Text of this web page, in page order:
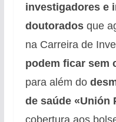
investigadores e
doutoradosque
na Carreira de
podem ficar sem
para além do
de saúde «Unión
cobertura aos